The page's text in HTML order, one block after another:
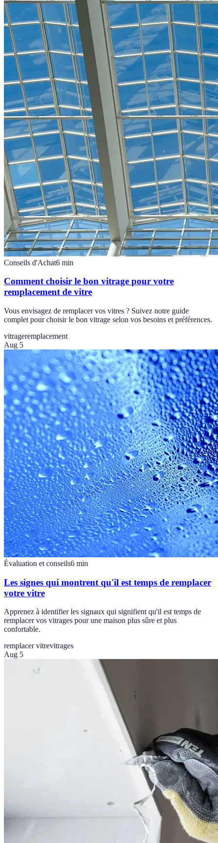
Conseils d'Achat6 min
Comment choisir le bon vitrage pour votre
remplacement de vitre
Vous envisagez de remplacer vos vitres ? Suivez notre guide
complet pour choisir le bon vitrage selon vos besoins et préférences.
vitrageremplacement
Aug 5
Évaluation et conseils6 min
Les signes qui montrent qu'il est temps de remplacer
votre vitre
Apprenez à identifier les signaux qui signifient qu'il est temps de
remplacer vos vitrages pour une maison plus sûre et plus
confortable.
remplacer vitrevitrages
Aug 5